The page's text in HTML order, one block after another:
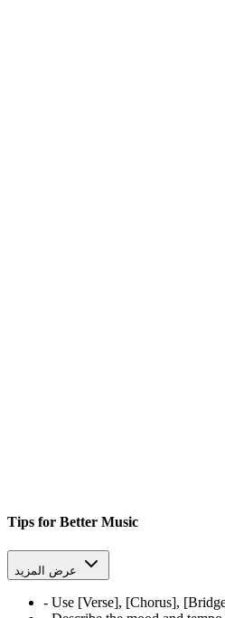
Tips for Better Music
عرض المزيد
- Use [Verse], [Chorus],